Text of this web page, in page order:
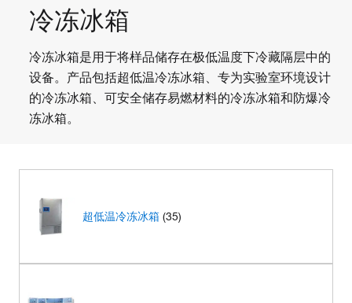
冷冻冰箱
冷冻冰箱是用于将样品储存在极低温度下冷藏隔层中的
设备。产品包括超低温冷冻冰箱、专为实验室环境设计
的冷冻冰箱、可安全储存易燃材料的冷冻冰箱和防爆冷
冻冰箱。
超低温冷冻冰箱 (35)